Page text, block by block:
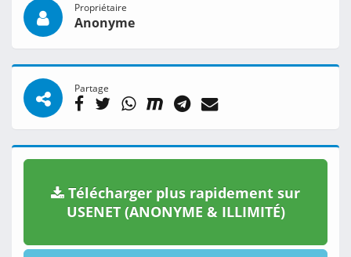
Propriétaire
Anonyme
Partage
Télécharger plus rapidement sur
USENET (ANONYME & ILLIMITÉ)